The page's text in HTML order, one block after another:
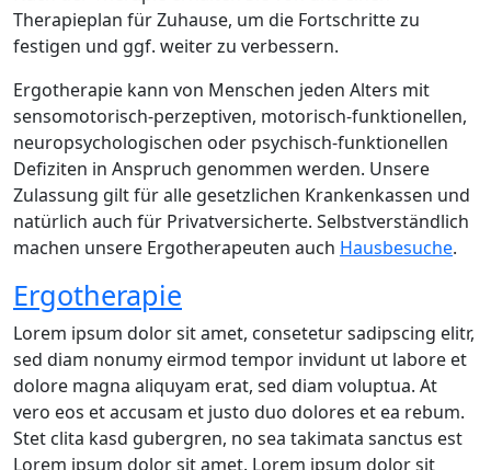
Therapieplan für Zuhause, um die Fortschritte zu
festigen und ggf. weiter zu verbessern.
Ergotherapie kann von Menschen jeden Alters mit
sensomotorisch-perzeptiven, motorisch-funktionellen,
neuropsychologischen oder psychisch-funktionellen
Defiziten in Anspruch genommen werden. Unsere
Zulassung gilt für alle gesetzlichen Krankenkassen und
natürlich auch für Privatversicherte. Selbstverständlich
machen unsere Ergotherapeuten auch Hausbesuche.
Ergotherapie
Lorem ipsum dolor sit amet, consetetur sadipscing elitr,
sed diam nonumy eirmod tempor invidunt ut labore et
dolore magna aliquyam erat, sed diam voluptua. At
vero eos et accusam et justo duo dolores et ea rebum.
Stet clita kasd gubergren, no sea takimata sanctus est
Lorem ipsum dolor sit amet. Lorem ipsum dolor sit